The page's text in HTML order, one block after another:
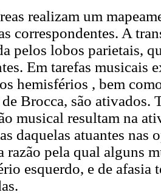
realizam um
correspondentes. A
pelos lobos parietais,
Em tarefas musicais
hemisférios , bem
de Brocca, são ativados.
musical resultam na
daquelas atuantes nas
razão pela qual alguns
esquerdo, e de afasia